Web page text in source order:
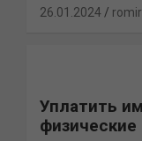
26.01.2024
Уплатить